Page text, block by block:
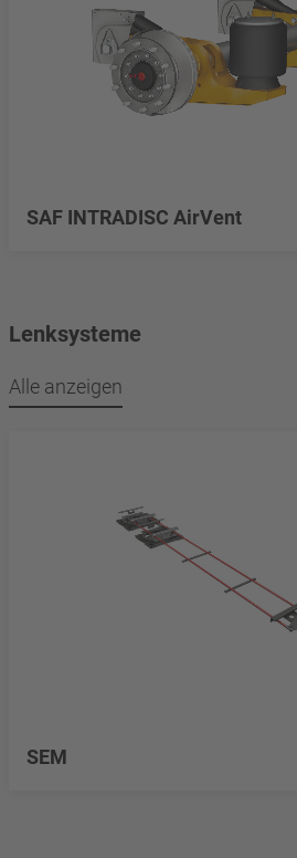
SAF INTRADISC AirVent
Lenksysteme
Alle anzeigen
SEM